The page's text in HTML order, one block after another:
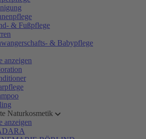
& Fußpflege
& Babypflege
anzeigen
Naturkosmetik
anzeigen